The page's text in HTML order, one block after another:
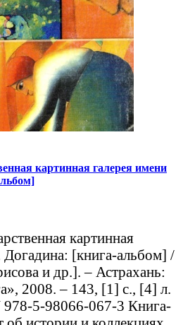
картинная галерея имени
картинная
[книга-альбом] /
и др.]. – Астрахань:
2008. – 143, [1] с., [4] л.
5-98066-067-3 Книга-